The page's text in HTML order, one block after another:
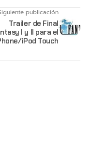
publicación
Trailer de Final
I y II para el
iPod Touch